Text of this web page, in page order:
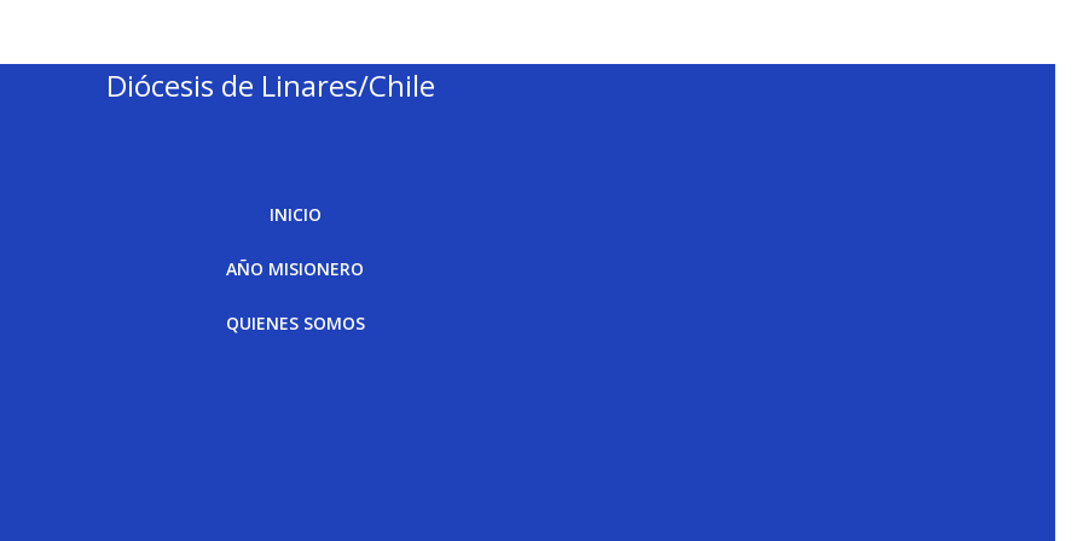
Diócesis de Linares/Chile
INICIO
AÑO MISIONERO
QUIENES SOMOS